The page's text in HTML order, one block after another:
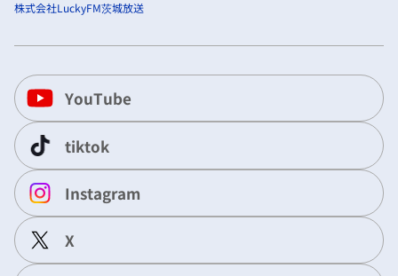
株式会社LuckyFM茨城放送
YouTube
tiktok
Instagram
X